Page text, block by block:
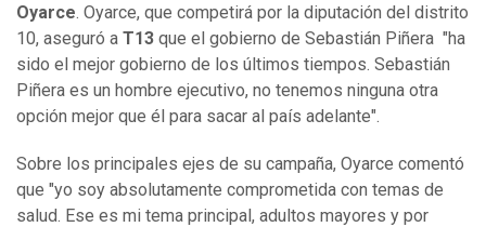
Oyarce. Oyarce, que competirá por la diputación del distrito
10, aseguró a T13 que el gobierno de Sebastián Piñera "ha
sido el mejor gobierno de los últimos tiempos. Sebastián
Piñera es un hombre ejecutivo, no tenemos ninguna otra
opción mejor que él para sacar al país adelante".
Sobre los principales ejes de su campaña, Oyarce comentó
que "yo soy absolutamente comprometida con temas de
salud. Ese es mi tema principal, adultos mayores y por